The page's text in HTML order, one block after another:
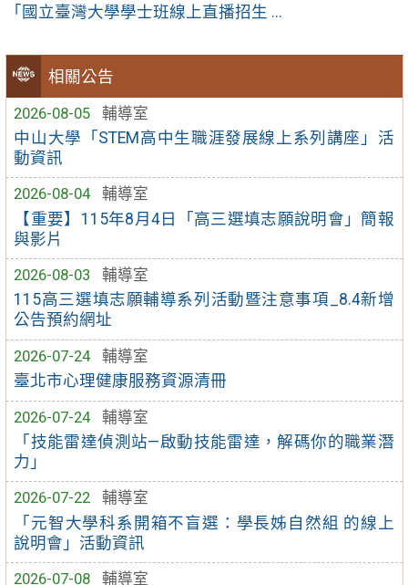
相關公告
2026-08-05
輔導室
中山大學「STEM高中生職涯發展線上系列講座」活
動資訊
2026-08-04
輔導室
【重要】115年8月4日「高三選填志願說明會」簡報
與影片
2026-08-03
輔導室
115高三選填志願輔導系列活動暨注意事項_8.4新增
公告預約網址
2026-07-24
輔導室
臺北市心理健康服務資源清冊
2026-07-24
輔導室
「技能雷達偵測站—啟動技能雷達，解碼你的職業潛
力」
2026-07-22
輔導室
「元智大學科系開箱不盲選：學長姊自然組 的線上
說明會」活動資訊
2026-07-08
輔導室
「國立臺灣大學學士班線上直播招生 ...